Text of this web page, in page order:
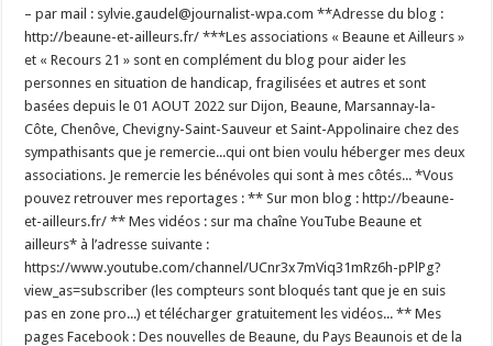
– par mail : sylvie.gaudel@journalist-wpa.com **Adresse du blog :
http://beaune-et-ailleurs.fr/ ***Les associations « Beaune et Ailleurs »
et « Recours 21 » sont en complément du blog pour aider les
personnes en situation de handicap, fragilisées et autres et sont
basées depuis le 01 AOUT 2022 sur Dijon, Beaune, Marsannay-la-
Côte, Chenôve, Chevigny-Saint-Sauveur et Saint-Appolinaire chez des
sympathisants que je remercie...qui ont bien voulu héberger mes deux
associations. Je remercie les bénévoles qui sont à mes côtés... *Vous
pouvez retrouver mes reportages : ** Sur mon blog : http://beaune-
et-ailleurs.fr/ ** Mes vidéos : sur ma chaîne YouTube Beaune et
ailleurs* à l’adresse suivante :
https://www.youtube.com/channel/UCnr3x7mViq31mRz6h-pPlPg?
view_as=subscriber (les compteurs sont bloqués tant que je en suis
pas en zone pro...) et télécharger gratuitement les vidéos... ** Mes
pages Facebook : Des nouvelles de Beaune, du Pays Beaunois et de la